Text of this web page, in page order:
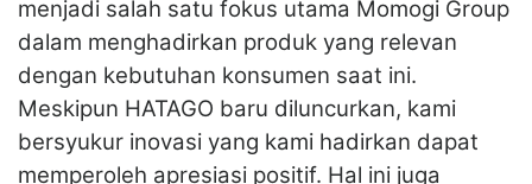
menjadi salah satu fokus utama Momogi Group
dalam menghadirkan produk yang relevan
dengan kebutuhan konsumen saat ini.
Meskipun HATAGO baru diluncurkan, kami
bersyukur inovasi yang kami hadirkan dapat
memperoleh apresiasi positif. Hal ini juga